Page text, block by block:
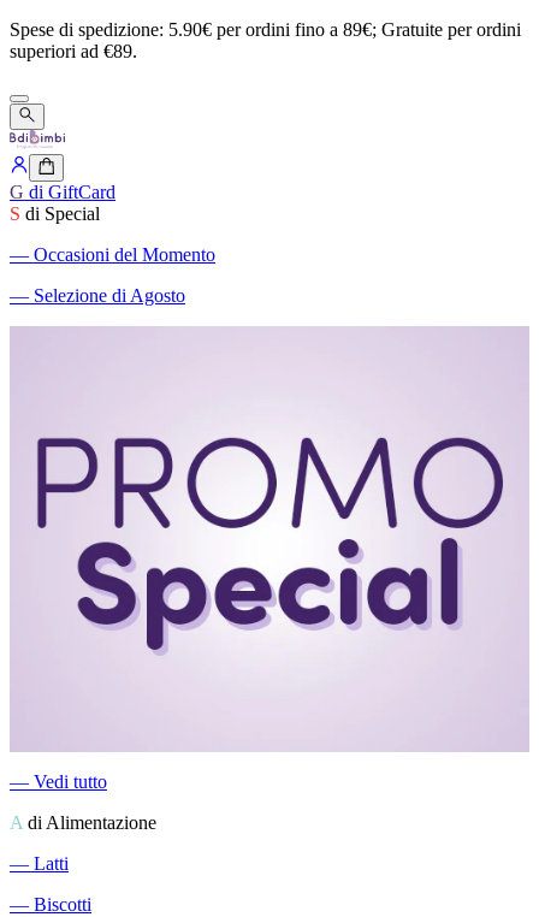
Spese di spedizione: 5.90€ perordini fino a 89€; Gratuite perordini
superiori ad €89.
G di GiftCard
S di Special
― Occasioni del Momento
― Selezione di Agosto
― Vedi tutto
A di Alimentazione
― Latti
― Biscotti